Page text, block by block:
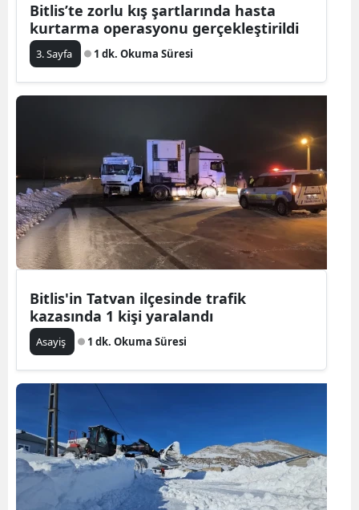
Bitlis’te zorlu kış şartlarında hasta
kurtarma operasyonu gerçekleştirildi
3. Sayfa 1 dk. Okuma Süresi
Bitlis'in Tatvan ilçesinde trafik
kazasında 1 kişi yaralandı
Asayiş 1 dk. Okuma Süresi